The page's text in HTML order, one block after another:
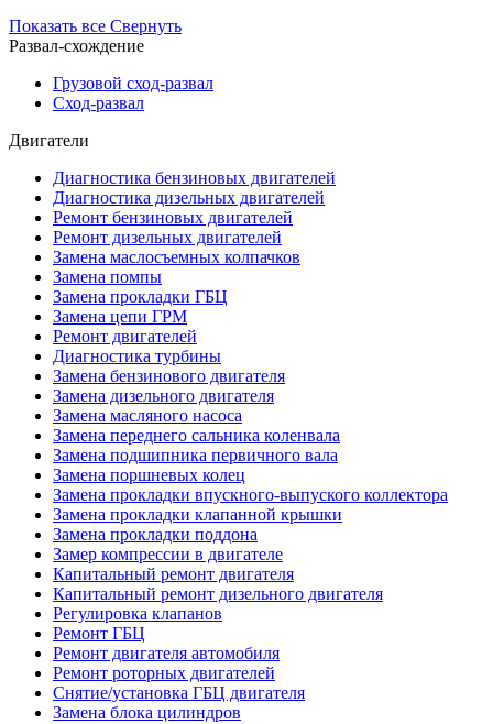
Показать все Свернуть
Развал-схождение
Грузовой сход-развал
Сход-развал
Двигатели
Диагностика бензиновых двигателей
Диагностика дизельных двигателей
Ремонт бензиновых двигателей
Ремонт дизельных двигателей
Замена маслосъемных колпачков
Замена помпы
Замена прокладки ГБЦ
Замена цепи ГРМ
Ремонт двигателей
Диагностика турбины
Замена бензинового двигателя
Замена дизельного двигателя
Замена масляного насоса
Замена переднего сальника коленвала
Замена подшипника первичного вала
Замена поршневых колец
Замена прокладки впускного-выпуского коллектора
Замена прокладки клапанной крышки
Замена прокладки поддона
Замер компрессии в двигателе
Капитальный ремонт двигателя
Капитальный ремонт дизельного двигателя
Регулировка клапанов
Ремонт ГБЦ
Ремонт двигателя автомобиля
Ремонт роторных двигателей
Снятие/установка ГБЦ двигателя
Замена блока цилиндров